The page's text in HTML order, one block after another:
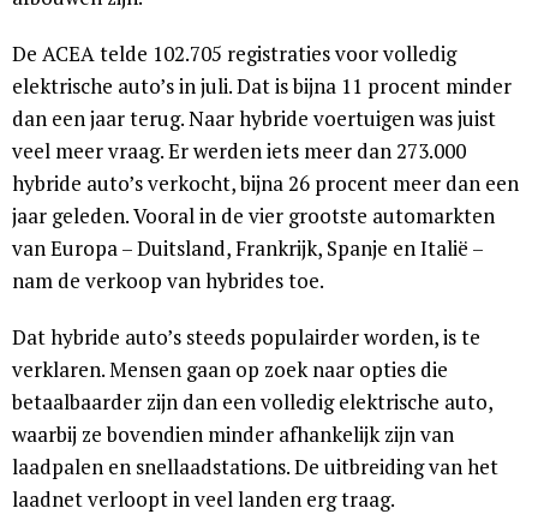
De ACEA telde 102.705 registraties voor volledig
elektrische auto’s in juli. Dat is bijna 11 procent minder
dan een jaar terug. Naar hybride voertuigen was juist
veel meer vraag. Er werden iets meer dan 273.000
hybride auto’s verkocht, bijna 26 procent meer dan een
jaar geleden. Vooral in de vier grootste automarkten
van Europa – Duitsland, Frankrijk, Spanje en Italië –
nam de verkoop van hybrides toe.
Dat hybride auto’s steeds populairder worden, is te
verklaren. Mensen gaan op zoek naar opties die
betaalbaarder zijn dan een volledig elektrische auto,
waarbij ze bovendien minder afhankelijk zijn van
laadpalen en snellaadstations. De uitbreiding van het
laadnet verloopt in veel landen erg traag.